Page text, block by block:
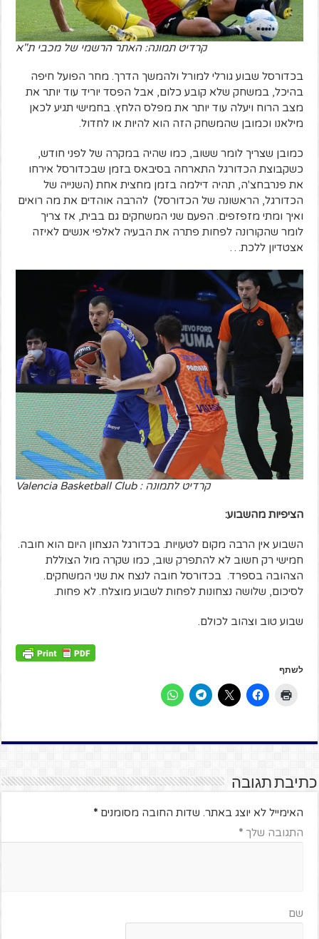
קרדיט תמונה: האתר הרשמי של מכבי ת"א
בכדורסל שבוע גורלי למורל ולהמשך הדרך. מחר הפועל חיפה
בהיכל, במשחק שלא קובע כלום, אבל הפסד יוריד עוד יותר את
מצב הרוח ויעלה עוד יותר את מפלס הלחץ. בחמישי תגיע לכאן
מילאנו וכמובן שהמשחק הזה הוא להיות או לחדול.
כמובן שצריך לומר ששוב, כמו שהיה במקרה של לפני חודש,
כשקבוצת הכדורגל התארחה בסיבאס בזמן שבכדורסל אירחו
את פנרבחצ'ה, תהיה דילמה בזמן מחצית אחת (השנייה של
הכדורגל, הראשונה של הכדורסל) להרבה אוהדים את מה רואים
ואיך ומתי מזפזפים. הפעם שני המשחקים גם בבית, אז צריך
לומר שהקורונה לפחות פתרה את הבעיה לאלפי אנשים לאיזה
אצטדיון ללכת…
קרדיט לתמונה : Valencia Basketball Club
הציפיות מהשבוע:
השבוע אין הרבה מקום לטעויות. בכדורגל הנצחון היום הוא חובה.
חמישי רק חשוב לא להתפרק שוב, כמו שקרה מול הצוללת
הצהובה בספרד. בכדורסל חובה לנצח את שני המשחקים.
לסיכום, שלושה נצחונות לפחות לשבוע מוצלח. לא פחות.
שבוע טוב וצהוב לכולם.
לשתף
כתיבת תגובה
האימייל לא יוצג באתר. שדות החובה מסומנים*
התגובה שלך*
שם